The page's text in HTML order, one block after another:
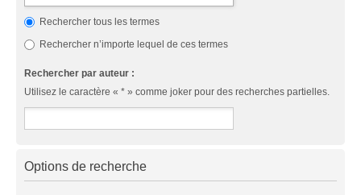
Rechercher tous les termes
Rechercher n’importe lequel de ces termes
Rechercher par auteur :
Utilisez le caractère « * » comme joker pour des recherches partielles.
Options de recherche